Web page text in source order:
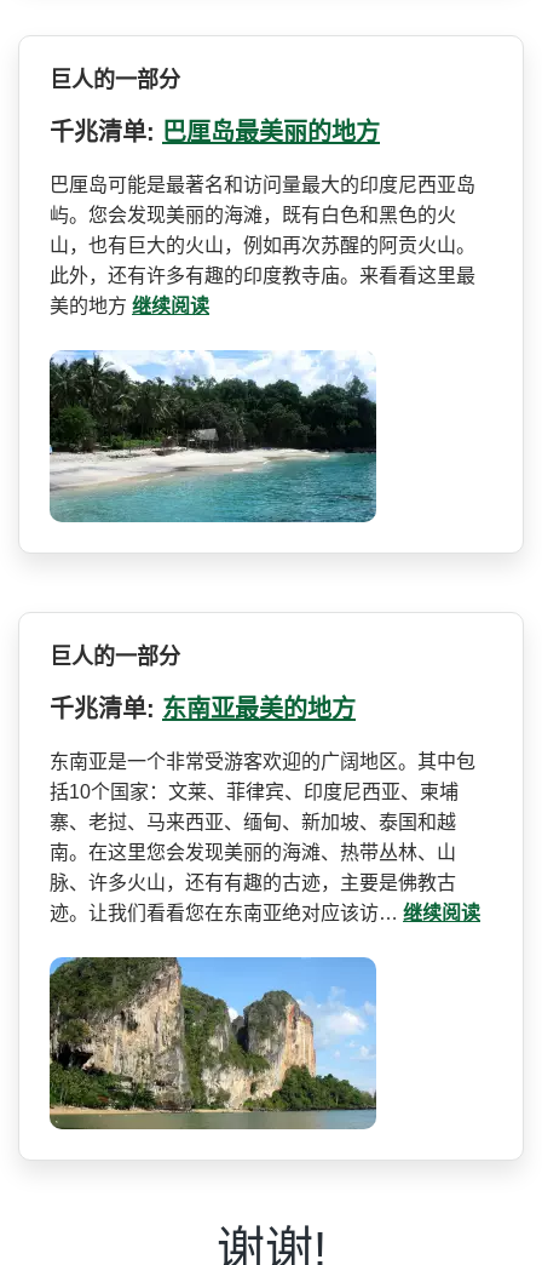
巨人的一部分
千兆清单: 巴厘岛最美丽的地方
巴厘岛可能是最著名和访问量­最大的印度尼西亚岛
屿。您会发现美丽的海滩，既有白­色和黑色的火
山，也有巨大的火山，例如再次苏醒的阿­贡火山。
此外，还有许多有趣的印度教寺庙。来看看这­里最
美的地方 继续阅读
巨人的一部分
千兆清单: 东南亚最美的地方
东南亚是一个非常受游客欢迎­的广阔地区。其中包
括10个国家：文莱、菲律宾、印­度尼西亚、柬埔
寨、老挝、马来西亚、缅甸、新加坡、­泰国和越
南。在这里您会发现美丽的海滩、热带丛林、­山
脉、许多火山，还有有趣的古迹，主要是佛教古
迹。­让我们看看您在东南亚绝对应该访… 继续阅读
谢谢!